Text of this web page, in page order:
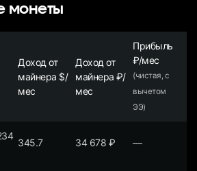
монеты
Доход от
майнера $/
мес
Доход от
майнера ₽/
мес
Прибыль
₽/мес
(чистая, с
вычетом
ЭЭ)
345.7 34 678 ₽ —